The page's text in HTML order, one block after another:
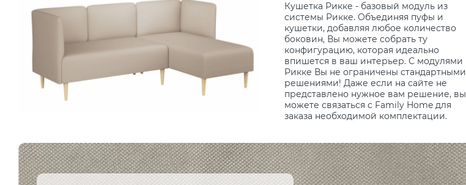
Кушетка Рикке - базовый модуль из
системы Рикке. Объединяя пуфы и
кушетки, добавляя любое количество
боковин, Вы можете собрать ту
конфигурацию, которая идеально
впишется в ваш интерьер. С модулями
Рикке Вы не ограничены стандартными
решениями! Даже если на сайте не
представлено нужное вам решение, вы
можете связаться с Family Home для
заказа необходимой комплектации.